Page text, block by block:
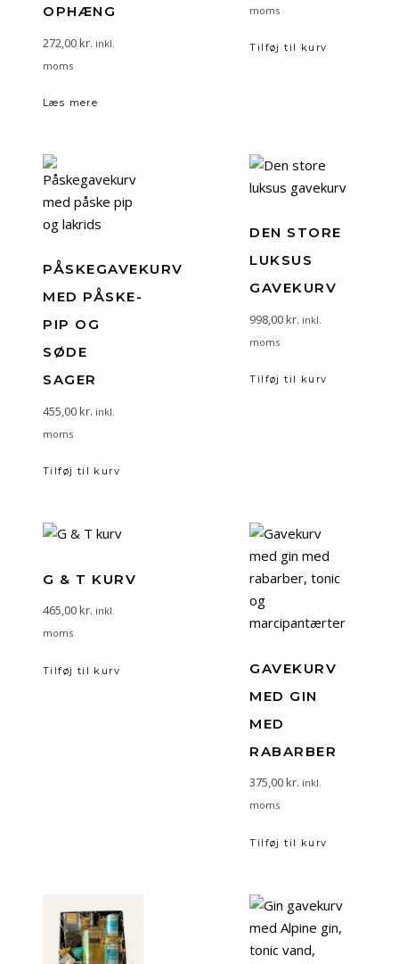
OPHÆNG
272,00kr. inkl.
moms
Læs mere
moms
Tilføj til kurv
PÅSKEGAVEKURV
MED PÅSKE-
PIP OG
SØDE
SAGER
455,00kr. inkl.
moms
Tilføj til kurv
DEN STORE
LUKSUS
GAVEKURV
998,00kr. inkl.
moms
Tilføj til kurv
G & T KURV
465,00kr. inkl.
moms
Tilføj til kurv
GAVEKURV
MED GIN
MED
RABARBER
375,00kr. inkl.
moms
Tilføj til kurv